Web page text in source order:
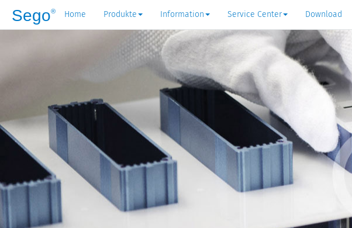
Sego® Home Produkte Information Service Center Download